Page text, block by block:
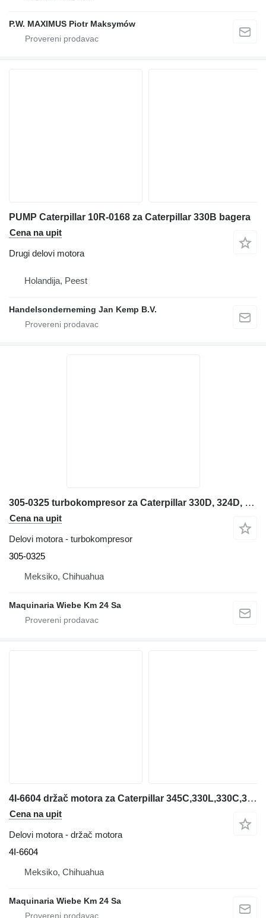
P.W. MAXIMUS Piotr Maksymów
PUMP Caterpillar 10R-0168 za Caterpillar 330B bagera
Cena na upit
Drugi delovi motora
Holandija, Peest
Handelsonderneming Jan Kemp B.V.
305-0325 turbokompresor za Caterpillar 330D, 324D, 385C, 32 bagera
Cena na upit
Delovi motora - turbokompresor
305-0325
Meksiko, Chihuahua
Maquinaria Wiebe Km 24 Sa
4I-6604 držač motora za Caterpillar 345C,330L,330C,340,345B bagera
Cena na upit
Delovi motora - držač motora
4I-6604
Meksiko, Chihuahua
Maquinaria Wiebe Km 24 Sa